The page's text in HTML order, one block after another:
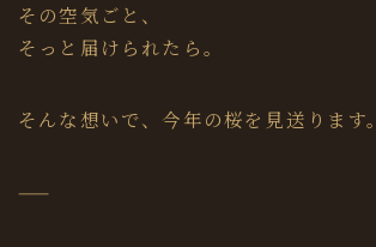
その空気ごと、
そっと届けられたら。
そんな想いで、今年の桜を見送ります。
——